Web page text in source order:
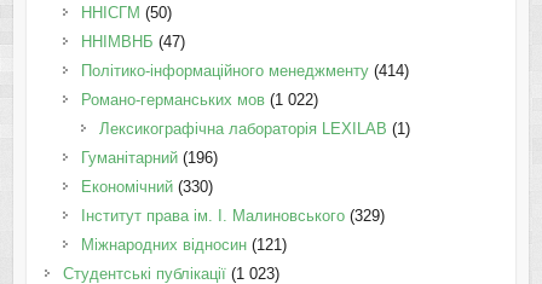
ННІСГМ (50)
ННІМВНБ (47)
Політико-інформаційного менеджменту(414)
Романо-германських мов(1 022)
Лексикографічна лабораторія LEXILAB (1)
Гуманітарний(196)
Економічний(330)
Інститут права ім. І. Малиновського(329)
Міжнародних відносин(121)
Студентські публікації(1 023)